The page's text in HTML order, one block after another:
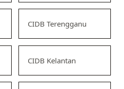
CIDB Terengganu
CIDB Kelantan